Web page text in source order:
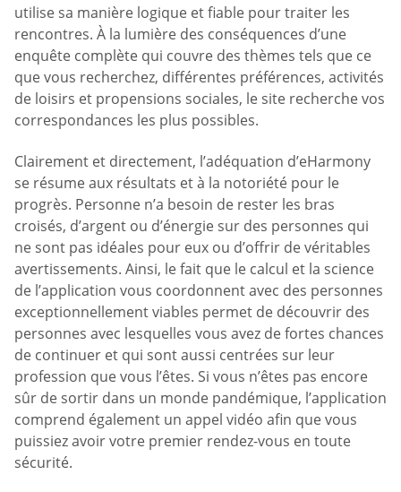
utilise sa manière logique et fiable pour traiter les
rencontres. À la lumière des conséquences d’une
enquête complète qui couvre des thèmes tels que ce
que vous recherchez, différentes préférences, activités
de loisirs et propensions sociales, le site recherche vos
correspondances les plus possibles.
Clairement et directement, l’adéquation d’eHarmony
se résume aux résultats et à la notoriété pour le
progrès. Personne n’a besoin de rester les bras
croisés, d’argent ou d’énergie sur des personnes qui
ne sont pas idéales pour eux ou d’offrir de véritables
avertissements. Ainsi, le fait que le calcul et la science
de l’application vous coordonnent avec des personnes
exceptionnellement viables permet de découvrir des
personnes avec lesquelles vous avez de fortes chances
de continuer et qui sont aussi centrées sur leur
profession que vous l’êtes. Si vous n’êtes pas encore
sûr de sortir dans un monde pandémique, l’application
comprend également un appel vidéo afin que vous
puissiez avoir votre premier rendez-vous en toute
sécurité.